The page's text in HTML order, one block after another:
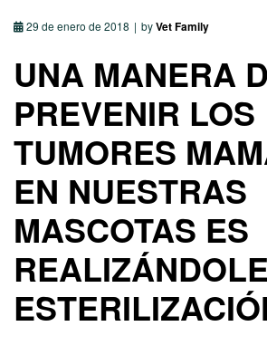
29 de enero de 2018 byVet Family
UNA MANERA
PREVENIR LOS
TUMORES
EN NUESTRAS
MASCOTAS ES